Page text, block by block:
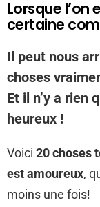
Lorsque l’on
certaine
Il peut nous
choses
Et il n’y a rien
heureux !
Voici 20 choses
est amoureux,
moins une fois!